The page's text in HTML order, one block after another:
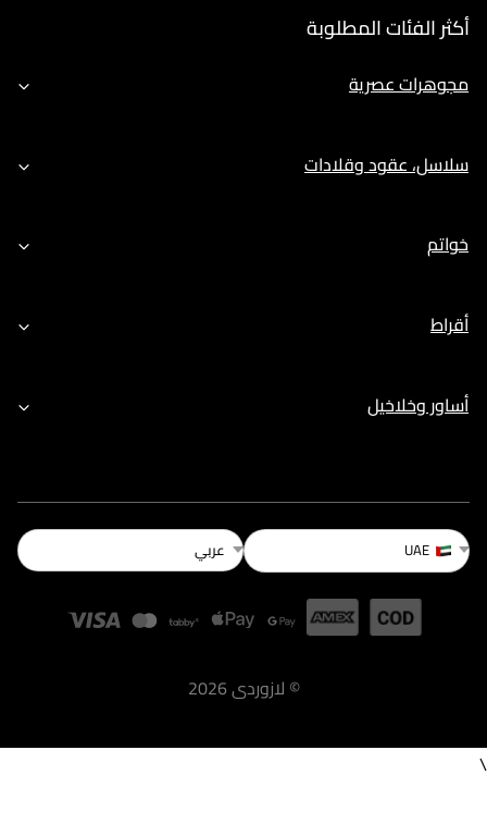
أكثر الفئات المطلوبة
مجوهرات عصرية
سلاسل، عقود وقلادات
خواتم
أقراط
أساور وخلاخيل
UAE عربي
© لازوردى2026
\